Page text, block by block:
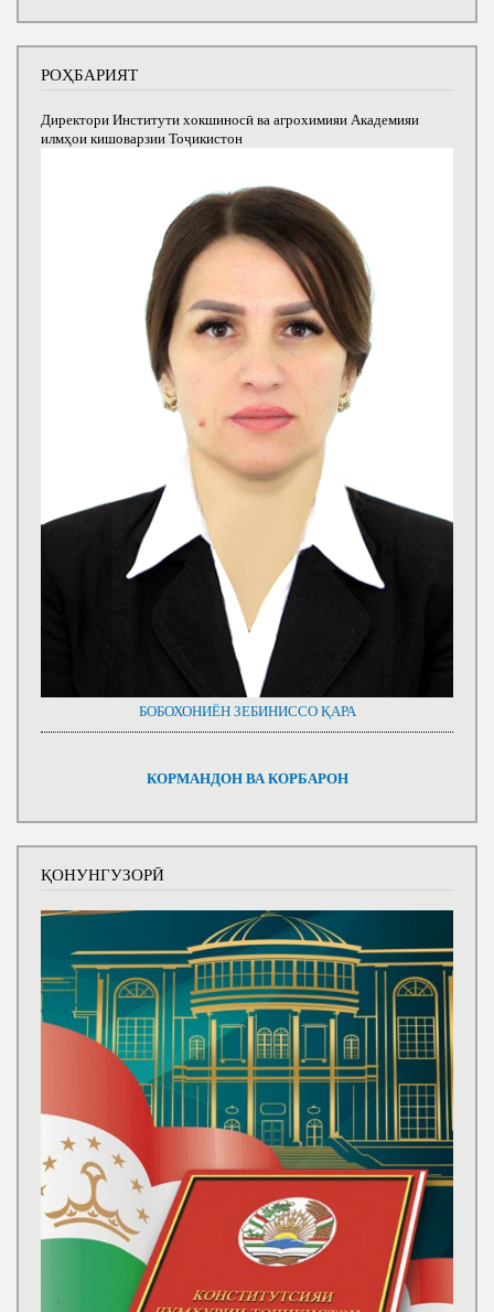
РОҲБАРИЯТ
Директори Институти хокшиносӣ ва агрохимияи Академияи
илмҳои кишоварзии Тоҷикистон
БОБОХОНИЁН ЗЕБИНИССО ҚАРА
КОРМАНДОН ВА КОРБАРОН
ҚОНУНГУЗОРӢ